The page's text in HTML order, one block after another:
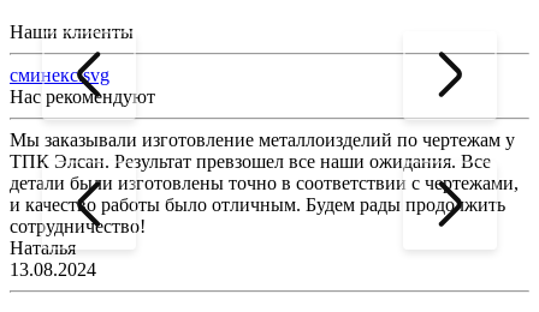
Наши клиенты
сминекс.svg
Нас рекомендуют
Мы заказывали изготовление металлоизделий по чертежам у
ТПК Элсан. Результат превзошел все наши ожидания. Все
детали были изготовлены точно в соответствии с чертежами,
и качество работы было отличным. Будем рады продолжить
сотрудничество!
Наталья
13.08.2024